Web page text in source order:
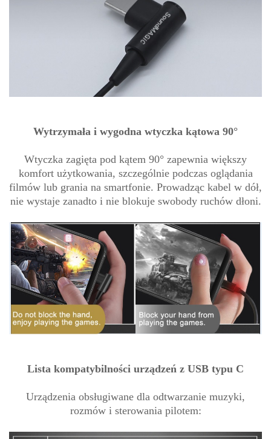
Wytrzymała i wygodna wtyczka kątowa 90°
Wtyczka zagięta pod kątem 90° zapewnia większy
komfort użytkowania, szczególnie podczas oglądania
filmów lub grania na smartfonie. Prowadząc kabel w dół,
nie wystaje zanadto i nie blokuje swobody ruchów dłoni.
Lista kompatybilności urządzeń z USB typu C
Urządzenia obsługiwane dla odtwarzanie muzyki,
rozmów i sterowania pilotem: